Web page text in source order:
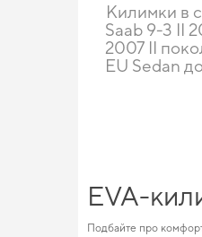
Килимки в
Saab 9-3 II
2007 II
EU Sedan
EVA-
Подбайте про комфорт